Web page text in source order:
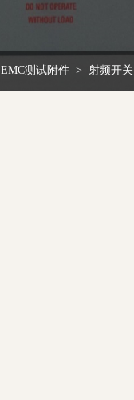
EMC测试附件 > 射频开关